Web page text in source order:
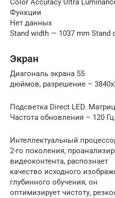
Color Accuracy Ultra
Функции
Нет данных
Stand width — 1037 mm Stand
Экран
Диагональ экрана 55
дюймов, разрешение –
Подсветка Direct LED.
Частота обновления – 120 Гц.
Интеллектуальный
2-го поколения,
видеоконтента, распознает
качество исходного
глубинного обучения, он
оптимизирует чистоту,